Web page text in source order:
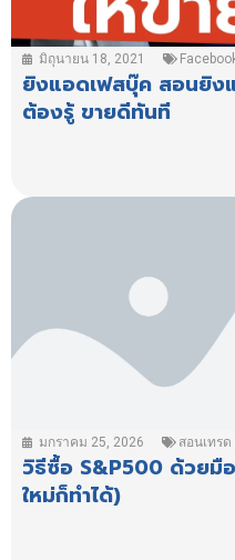
มิถุนายน 18, 2021
ยิงแอดเฟสบุ๊ค สอนยิ
ต้องรู้ ขายดีทันที
มกราคม 25, 2026 สอนเทรด
วิธีซื้อ S&P500 ด้วยมื
ใหม่ก็ทำได้)